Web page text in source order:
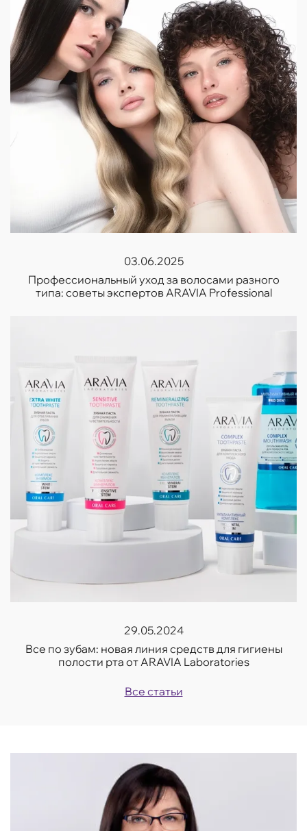
03.06.2025
Профессиональный уход за волосами разного
типа: советы экспертов ARAVIA Professional
29.05.2024
Все по зубам: новая линия средств для гигиены
полости рта от ARAVIA Laboratories
Все статьи